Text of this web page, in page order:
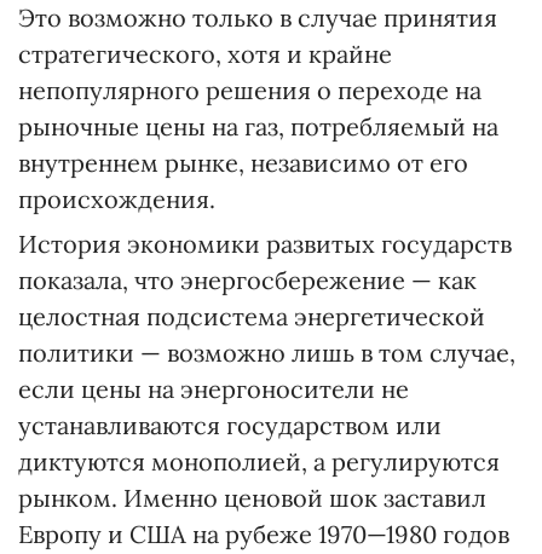
Это возможно только в случае принятия
стратегического, хотя и крайне
непопулярного решения о переходе на
рыночные цены на газ, потребляемый на
внутреннем рынке, независимо от его
происхождения.
История экономики развитых государств
показала, что энерго­сбережение — как
целостная подсистема энергетической
политики — возможно лишь в том случае,
если цены на энергоносители не
устанавливаются государством или
диктуются монополией, а регулируются
рынком. Именно ценовой шок заставил
Европу и США на рубеже 1970—1980 годов